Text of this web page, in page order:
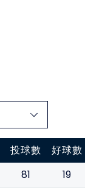
投球數 好球數
81 19